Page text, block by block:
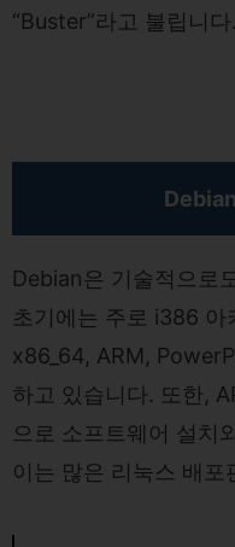
“Buster”라고 불립니다.
Debian은 기술적으로
초기에는 주로 i386 아
x86_64, ARM,
하고 있습니다. 또한,
으로 소프트웨어 설치
이는 많은 리눅스 배포